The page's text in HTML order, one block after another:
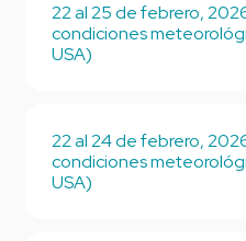
22 al 25 de febrero,
condiciones
USA)
22 al 24 de febrero,
condiciones
USA)